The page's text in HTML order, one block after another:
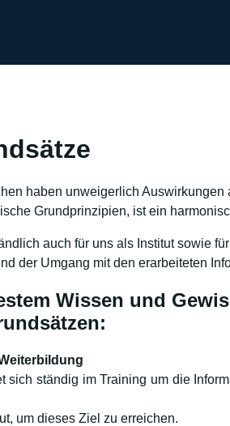
haben unweigerlich Auswirkungen
Grundprinzipien, ist ein
auch für uns als Institut sowie
der Umgang mit den erarbeiteten
Wissen und
sich ständig im Training um die
um dieses Ziel zu erreichen.